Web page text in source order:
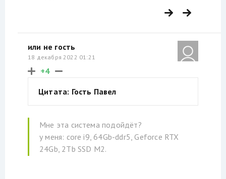
или не гость
18 декабря 2022 01:21
+4
Цитата: Гость Павел
Мне эта система подойдёт?
у меня: core i9, 64Gb-ddr5, Geforce RTX
24Gb, 2Tb SSD M2.